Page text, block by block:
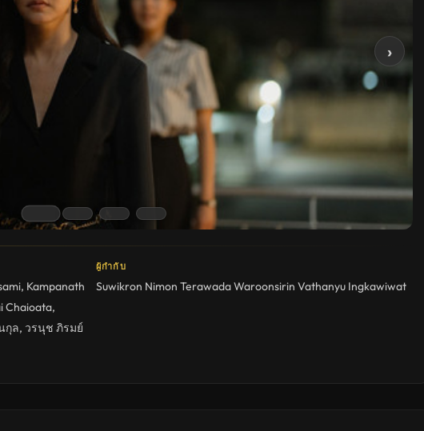
›
, Kampanath
Chaioata,
กุล, วรนุช ภิรมย์
ผู้กำกับ
Suwikron Nimon Terawada Waroonsirin Vathanyu Ingkawiwat